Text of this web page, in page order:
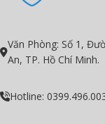
Văn Phòng: Số 1,
An, TP. Hồ Chí Minh.
Hotline: